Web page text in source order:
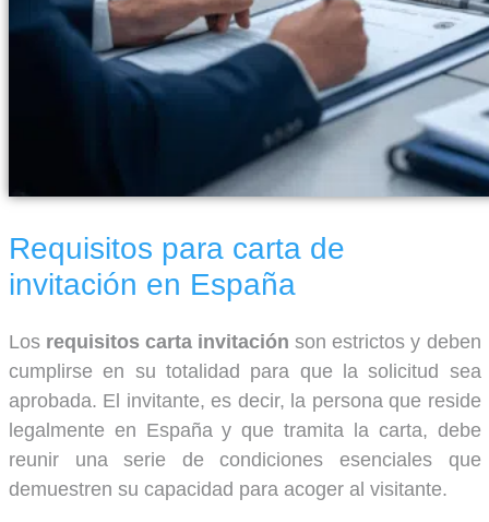
Requisitos para carta de
invitación en España
Los requisitos carta invitación son estrictos y deben
cumplirse en su totalidad para que la solicitud sea
aprobada. El invitante, es decir, la persona que reside
legalmente en España y que tramita la carta, debe
reunir una serie de condiciones esenciales que
demuestren su capacidad para acoger al visitante.